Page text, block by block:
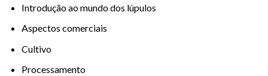
Introdução ao mundo dos lúpulos
Aspectos comerciais
Cultivo
Processamento